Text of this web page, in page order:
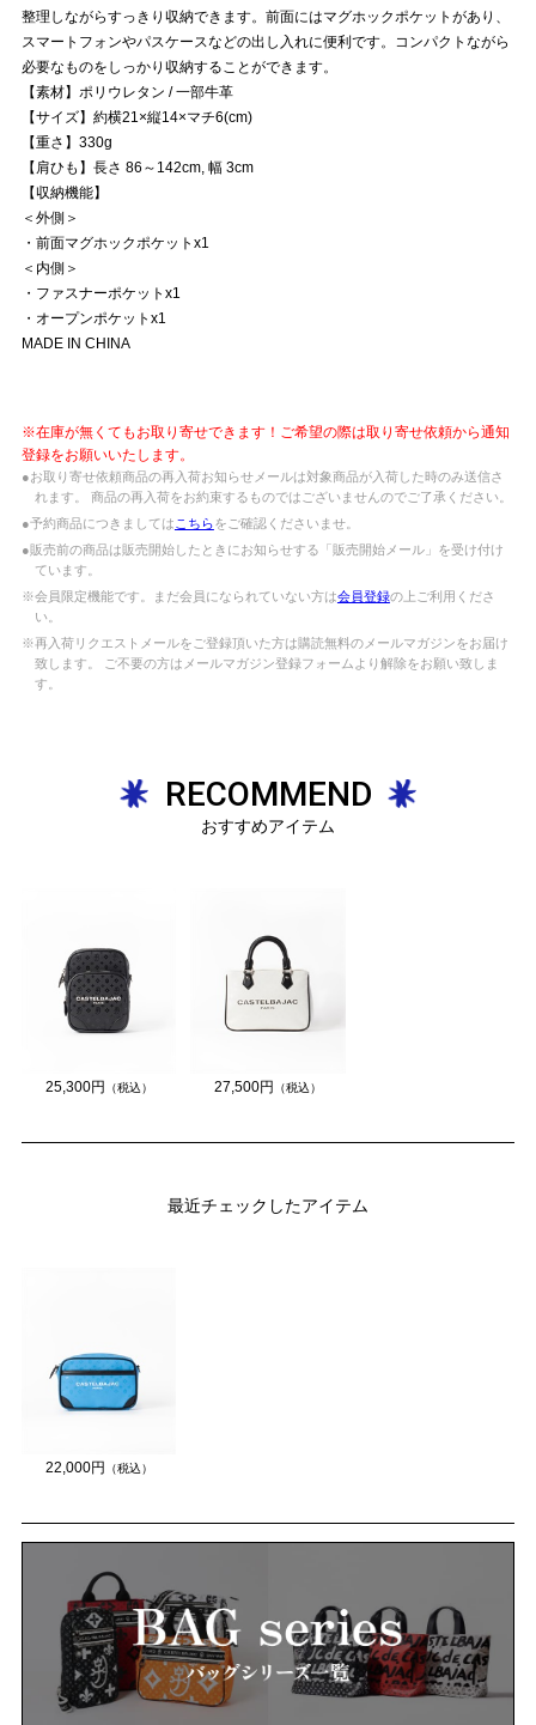
整理しながらすっきり収納できます。前面にはマグホックポケットがあり、
スマートフォンやパスケースなどの出し入れに便利です。コンパクトながら
必要なものをしっかり収納することができます。
【素材】ポリウレタン / 一部牛革
【サイズ】約横21×縦14×マチ6(cm)
【重さ】330g
【肩ひも】長さ 86～142cm, 幅 3cm
【収納機能】
＜外側＞
・前面マグホックポケットx1
＜内側＞
・ファスナーポケットx1
・オープンポケットx1
MADE IN CHINA
※在庫が無くてもお取り寄せできます！ご希望の際は取り寄せ依頼から通知
登録をお願いいたします。
●お取り寄せ依頼商品の再入荷お知らせメールは対象商品が入荷した時のみ送信さ
れます。 商品の再入荷をお約束するものではございませんのでご了承ください。
●予約商品につきましては こちらをご確認くださいませ。
●販売前の商品は販売開始したときにお知らせする「販売開始メール」を受け付け
ています。
※会員限定機能です。まだ会員になられていない方は会員登録の上ご利用くださ
い。
※再入荷リクエストメールをご登録頂いた方は購読無料のメールマガジンをお届け
致します。 ご不要の方はメールマガジン登録フォームより解除をお願い致しま
す。
RECOMMEND
おすすめアイテム
25,300円 （税込） 27,500円 （税込）
最近チェックしたアイテム
22,000円 （税込）